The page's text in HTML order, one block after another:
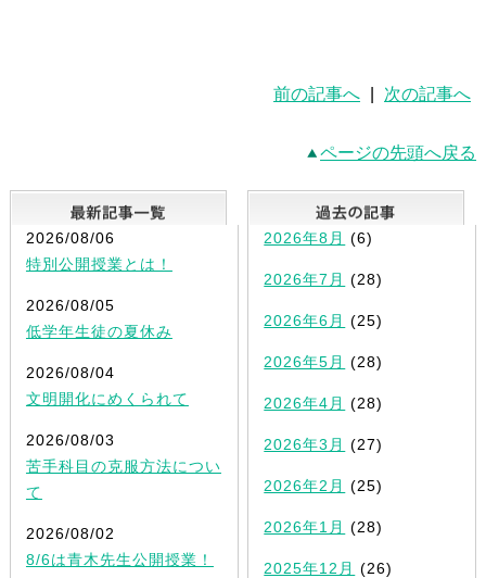
前の記事へ 次の記事へ
ページの先頭へ戻る
最新記事一覧
2026/08/06
特別公開授業とは！
2026/08/05
低学年生徒の夏休み
2026/08/04
文明開化にめくられて
2026/08/03
苦手科目の克服方法につい
て
2026/08/02
8/6は青木先生公開授業！
2026年8月 (6)
2026年7月 (28)
2026年6月 (25)
2026年5月 (28)
2026年4月 (28)
2026年3月 (27)
2026年2月 (25)
2026年1月 (28)
2025年12月 (26)